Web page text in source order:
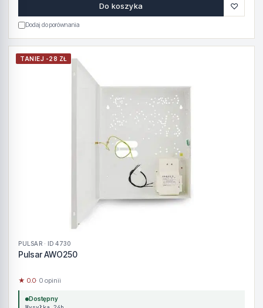
Do koszyka ♡
Dodaj do porównania
TANIEJ -28 ZŁ
PULSAR · ID 4730
Pulsar AWO250
★ 0.0· 0 opinii
Dostępny